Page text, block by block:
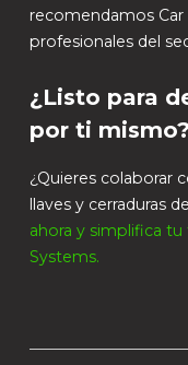
recomendamos
profesionales del
¿Listo para
por ti mismo?
¿Quieres colaborar
llaves y cerraduras
ahora y simplifica
Systems.